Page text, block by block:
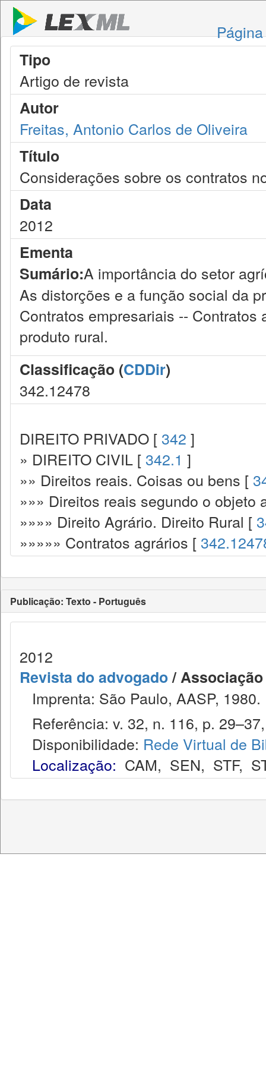
Tipo
Artigo de revista
Autor
Freitas, Antonio Carlos de Oliveira
Título
Considerações sobre os contratos
Data
2012
Ementa
Sumário:A importância do setor
As distorções e a função social da
Contratos empresariais --
produto rural.
Classificação (CDDir)
342.12478
DIREITO PRIVADO [ 342 ]
» DIREITO CIVIL [ 342.1 ]
»» Direitos reais. Coisas ou bens [
»»» Direitos reais segundo o
»»»» Direito Agrário. Direito Rural [
»»»»» Contratos agrários [
Publicação: Texto - Português
2012
Revista do advogado/
Imprenta: São Paulo, AASP, 1980.
Referência: v. 32, n. 116, p.
Disponibilidade: Rede Virtual de
Localização: CAM, SEN, STF,